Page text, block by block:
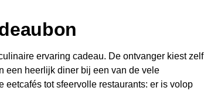
ervaring cadeau. De ontvanger kiest zelf
een heerlijk diner bij een van de vele
eetcafés tot sfeervolle restaurants: er is volop